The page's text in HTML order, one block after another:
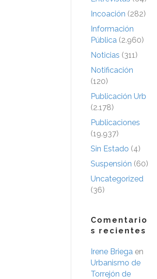
Incoación (282)
Información
Pública (2.960)
Noticias (311)
Notificación
(120)
Publicación Urb
(2.178)
Publicaciones
(19.937)
Sin Estado (4)
Suspensión (60)
Uncategorized
(36)
Comentario
s recientes
Irene Briega en
Urbanismo de
Torrejón de